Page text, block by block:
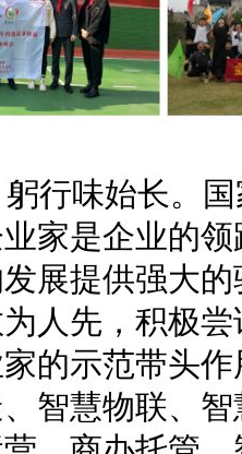
行味始长。
家是企业的
展提供强大
人先，积极
的示范带头
智慧物联、